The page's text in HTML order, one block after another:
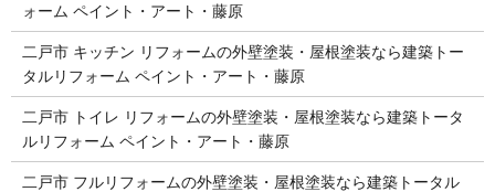
ォーム ペイント・アート・藤原
二戸市 キッチン リフォームの外壁塗装・屋根塗装なら建築トー
タルリフォーム ペイント・アート・藤原
二戸市 トイレ リフォームの外壁塗装・屋根塗装なら建築トータ
ルリフォーム ペイント・アート・藤原
二戸市 フルリフォームの外壁塗装・屋根塗装なら建築トータル